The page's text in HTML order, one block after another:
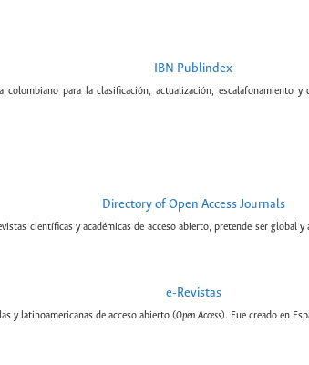
IBN Publindex
para la clasificación, actualización, escalafonamiento
Directory of Open Access Journals
científicas y académicas de acceso abierto, pretende ser
e-Revistas
y latinoamericanas de acceso abierto (Open Access). Fue creado en